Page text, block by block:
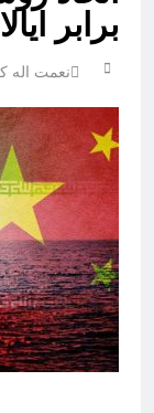
برابر
نعمت اله